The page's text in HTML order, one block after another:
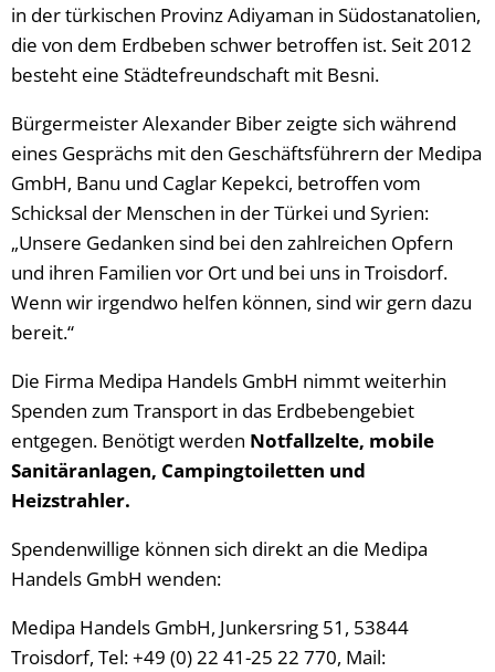
in der türkischen Provinz Adiyaman in Südostanatolien,
die von dem Erdbeben schwer betroffen ist. Seit 2012
besteht eine Städtefreundschaft mit Besni.
Bürgermeister Alexander Biber zeigte sich während
eines Gesprächs mit den Geschäftsführern der Medipa
GmbH, Banu und Caglar Kepekci, betroffen vom
Schicksal der Menschen in der Türkei und Syrien:
„Unsere Gedanken sind bei den zahlreichen Opfern
und ihren Familien vor Ort und bei uns in Troisdorf.
Wenn wir irgendwo helfen können, sind wir gern dazu
bereit.“
Die Firma Medipa Handels GmbH nimmt weiterhin
Spenden zum Transport in das Erdbebengebiet
entgegen. Benötigt werden Notfallzelte, mobile
Sanitäranlagen, Campingtoiletten und
Heizstrahler.
Spendenwillige können sich direkt an die Medipa
Handels GmbH wenden:
Medipa Handels GmbH, Junkersring 51, 53844
Troisdorf, Tel: +49 (0) 22 41-25 22 770, Mail: